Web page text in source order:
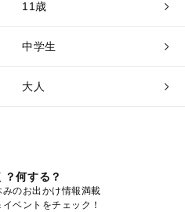
11歳
中学生
大人
何する？
のお出かけ情報満載
ベントをチェック！